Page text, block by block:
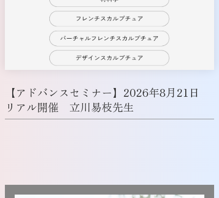
【アドバンスセミナー】2026年8月21日
リアル開催 立川易枝先生